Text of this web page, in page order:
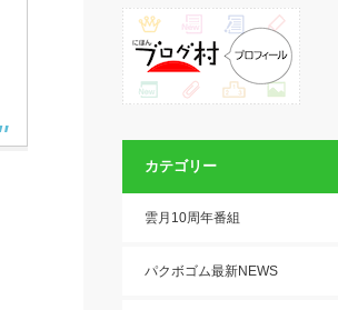
カテゴリー
雲月10周年番組
パクボゴム最新NEWS